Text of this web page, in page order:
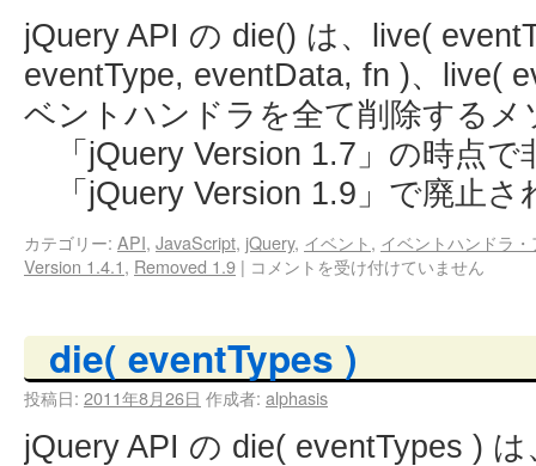
jQuery API の die() は、live(
eventType, eventData, fn )、live(
ベントハンドラを全て削除するメ
「jQuery Version 1.7」の時点で
「jQuery Version 1.9」で廃止
カテゴリー: API, JavaScript, jQuery, イベント, イベントハンドラ
Version 1.4.1, Removed 1.9 | コメントを受け付けていません
die( eventTypes )
投稿日: 2011年8月26日 作成者: alphasis
jQuery API の die( eventTypes )